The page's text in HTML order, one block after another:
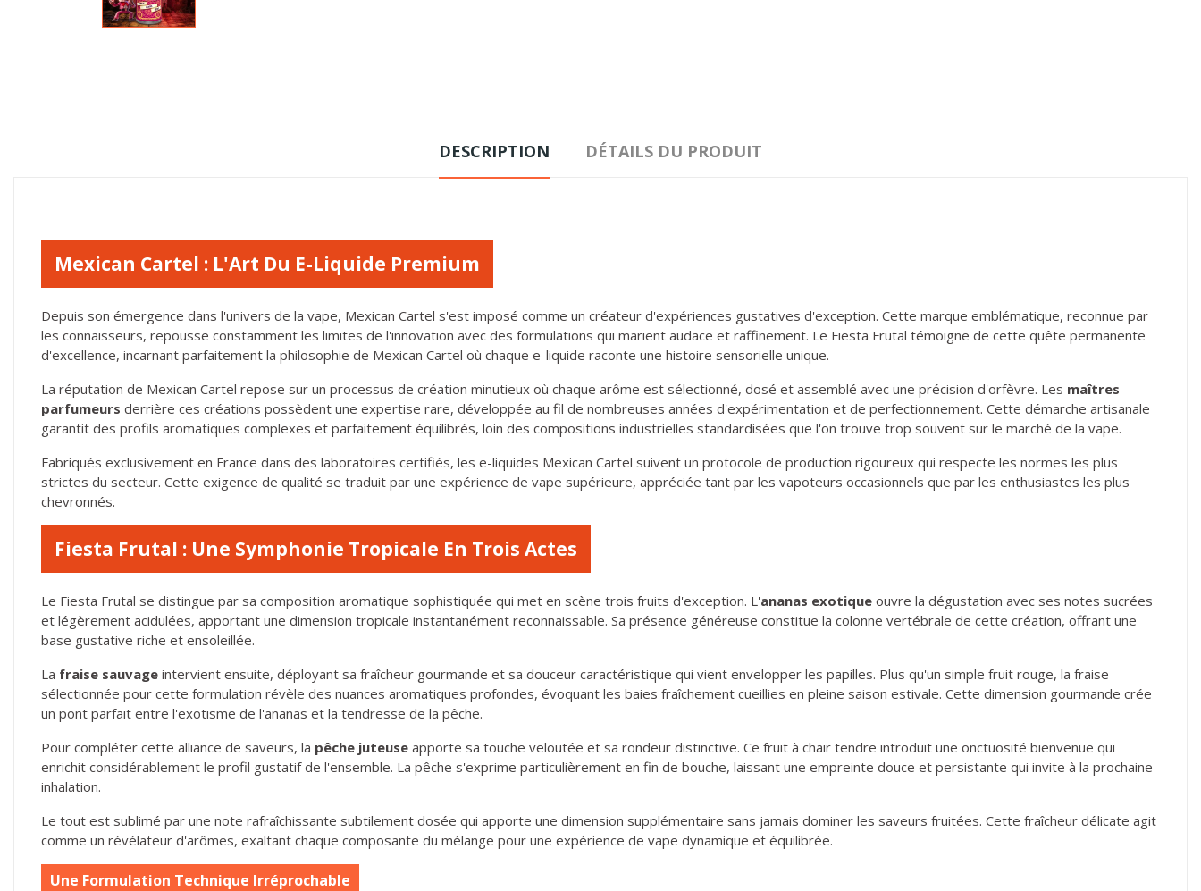
DESCRIPTION DÉTAILS DU PRODUIT
Mexican Cartel : L'Art Du E-Liquide Premium
Depuis son émergence dans l'univers de la vape, Mexican Cartel s'est imposé comme un créateur d'expériences gustatives d'exception. Cette marque emblématique, reconnue par
les connaisseurs, repousse constamment les limites de l'innovation avec des formulations qui marient audace et raffinement. Le Fiesta Frutal témoigne de cette quête permanente
d'excellence, incarnant parfaitement la philosophie de Mexican Cartel où chaque e-liquide raconte une histoire sensorielle unique.
La réputation de Mexican Cartel repose sur un processus de création minutieux où chaque arôme est sélectionné, dosé et assemblé avec une précision d'orfèvre. Les maîtres
parfumeurs derrière ces créations possèdent une expertise rare, développée au fil de nombreuses années d'expérimentation et de perfectionnement. Cette démarche artisanale
garantit des profils aromatiques complexes et parfaitement équilibrés, loin des compositions industrielles standardisées que l'on trouve trop souvent sur le marché de la vape.
Fabriqués exclusivement en France dans des laboratoires certifiés, les e-liquides Mexican Cartel suivent un protocole de production rigoureux qui respecte les normes les plus
strictes du secteur. Cette exigence de qualité se traduit par une expérience de vape supérieure, appréciée tant par les vapoteurs occasionnels que par les enthusiastes les plus
chevronnés.
Fiesta Frutal : Une Symphonie Tropicale En Trois Actes
Le Fiesta Frutal se distingue par sa composition aromatique sophistiquée qui met en scène trois fruits d'exception. L'ananas exotique ouvre la dégustation avec ses notes sucrées
et légèrement acidulées, apportant une dimension tropicale instantanément reconnaissable. Sa présence généreuse constitue la colonne vertébrale de cette création, offrant une
base gustative riche et ensoleillée.
La fraise sauvage intervient ensuite, déployant sa fraîcheur gourmande et sa douceur caractéristique qui vient envelopper les papilles. Plus qu'un simple fruit rouge, la fraise
sélectionnée pour cette formulation révèle des nuances aromatiques profondes, évoquant les baies fraîchement cueillies en pleine saison estivale. Cette dimension gourmande crée
un pont parfait entre l'exotisme de l'ananas et la tendresse de la pêche.
Pour compléter cette alliance de saveurs, la pêche juteuse apporte sa touche veloutée et sa rondeur distinctive. Ce fruit à chair tendre introduit une onctuosité bienvenue qui
enrichit considérablement le profil gustatif de l'ensemble. La pêche s'exprime particulièrement en fin de bouche, laissant une empreinte douce et persistante qui invite à la prochaine
inhalation.
Le tout est sublimé par une note rafraîchissante subtilement dosée qui apporte une dimension supplémentaire sans jamais dominer les saveurs fruitées. Cette fraîcheur délicate agit
comme un révélateur d'arômes, exaltant chaque composante du mélange pour une expérience de vape dynamique et équilibrée.
Une Formulation Technique Irréprochable